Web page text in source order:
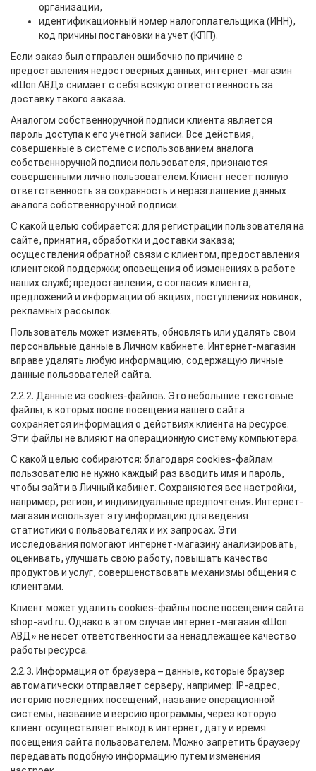
организации,
идентификационный номер налогоплательщика (ИНН),
код причины постановки на учет (КПП).
Если заказ был отправлен ошибочно по причине с
предоставления недостоверных данных, интернет-магазин
«Шоп АВД» снимает с себя всякую ответственность за
доставку такого заказа.
Аналогом собственноручной подписи клиента является
пароль доступа к его учетной записи. Все действия,
совершенные в системе с использованием аналога
собственноручной подписи пользователя, признаются
совершенными лично пользователем. Клиент несет полную
ответственность за сохранность и неразглашение данных
аналога собственноручной подписи.
С какой целью собирается: для регистрации пользователя на
сайте, принятия, обработки и доставки заказа;
осуществления обратной связи с клиентом, предоставления
клиентской поддержки; оповещения об изменениях в работе
наших служб; предоставления, с согласия клиента,
предложений и информации об акциях, поступлениях новинок,
рекламных рассылок.
Пользователь может изменять, обновлять или удалять свои
персональные данные в Личном кабинете. Интернет-магазин
вправе удалять любую информацию, содержащую личные
данные пользователей сайта.
2.2.2. Данные из cookies-файлов. Это небольшие текстовые
файлы, в которых после посещения нашего сайта
сохраняется информация о действиях клиента на ресурсе.
Эти файлы не влияют на операционную систему компьютера.
С какой целью собираются: благодаря cookies-файлам
пользователю не нужно каждый раз вводить имя и пароль,
чтобы зайти в Личный кабинет. Сохраняются все настройки,
например, регион, и индивидуальные предпочтения. Интернет-
магазин использует эту информацию для ведения
статистики о пользователях и их запросах. Эти
исследования помогают интернет-магазину анализировать,
оценивать, улучшать свою работу, повышать качество
продуктов и услуг, совершенствовать механизмы общения с
клиентами.
Клиент может удалить cookies-файлы после посещения сайта
shop-avd.ru. Однако в этом случае интернет-магазин «Шоп
АВД» не несет ответственности за ненадлежащее качество
работы ресурса.
2.2.3. Информация от браузера – данные, которые браузер
автоматически отправляет серверу, например: IP-адрес,
историю последних посещений, название операционной
системы, название и версию программы, через которую
клиент осуществляет выход в интернет, дату и время
посещения сайта пользователем. Можно запретить браузеру
передавать подобную информацию путем изменения